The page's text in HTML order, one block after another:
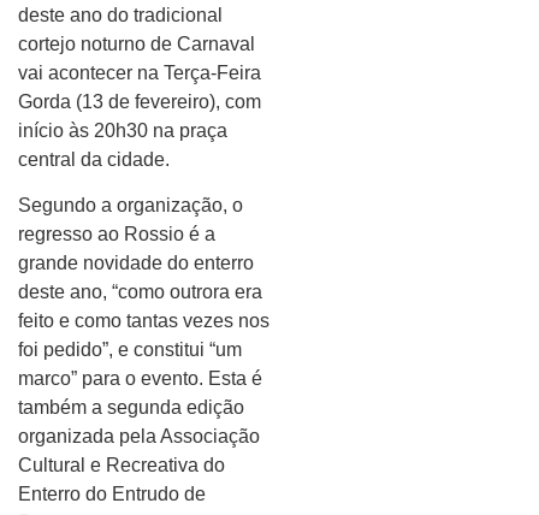
deste ano do tradicional
cortejo noturno de Carnaval
vai acontecer na Terça-Feira
Gorda (13 de fevereiro), com
início às 20h30 na praça
central da cidade.
Segundo a organização, o
regresso ao Rossio é a
grande novidade do enterro
deste ano, “como outrora era
feito e como tantas vezes nos
foi pedido”, e constitui “um
marco” para o evento. Esta é
também a segunda edição
organizada pela Associação
Cultural e Recreativa do
Enterro do Entrudo de